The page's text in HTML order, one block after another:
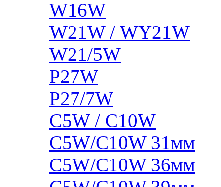
W16W
W21W / WY21W
W21/5W
P27W
P27/7W
C5W / C10W
C5W/C10W 31мм
C5W/C10W 36мм